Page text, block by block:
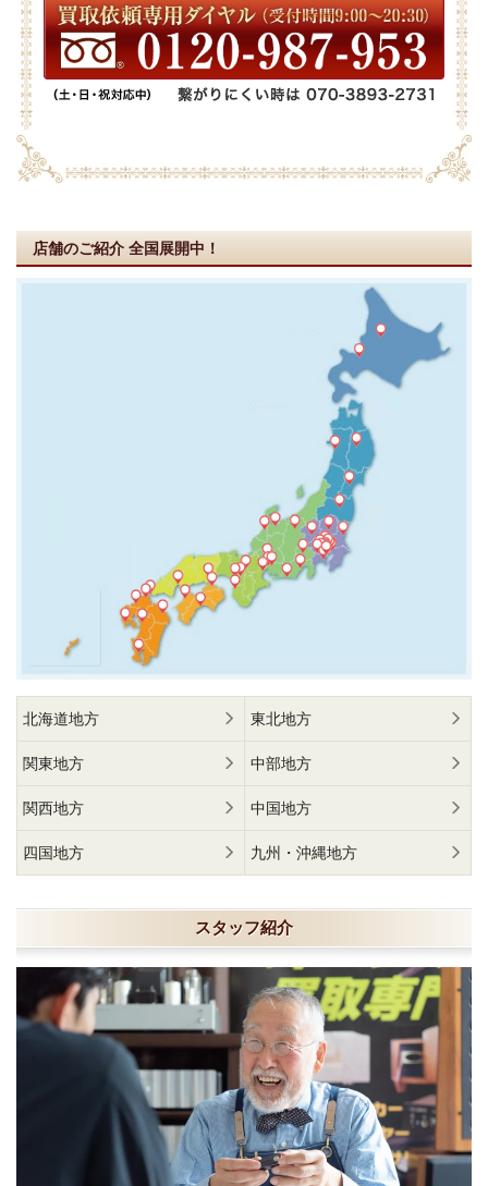
店舗のご紹介 全国展開中！
北海道地方 東北地方
関東地方 中部地方
関西地方 中国地方
四国地方 九州・沖縄地方
スタッフ紹介